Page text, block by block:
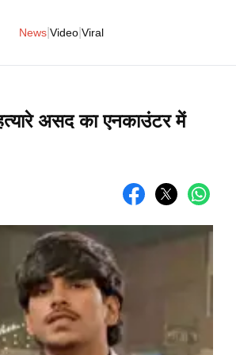
News Video Viral
असद का एनकाउंटर में